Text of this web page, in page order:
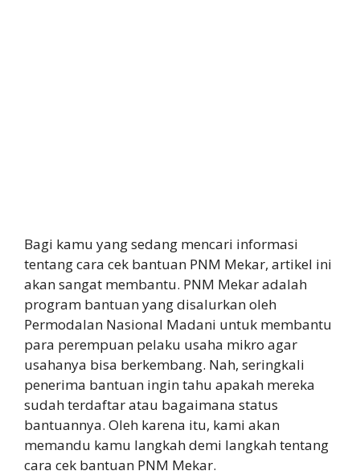
Bagi kamu yang sedang mencari informasi
tentang cara cek bantuan PNM Mekar, artikel ini
akan sangat membantu. PNM Mekar adalah
program bantuan yang disalurkan oleh
Permodalan Nasional Madani untuk membantu
para perempuan pelaku usaha mikro agar
usahanya bisa berkembang. Nah, seringkali
penerima bantuan ingin tahu apakah mereka
sudah terdaftar atau bagaimana status
bantuannya. Oleh karena itu, kami akan
memandu kamu langkah demi langkah tentang
cara cek bantuan PNM Mekar.